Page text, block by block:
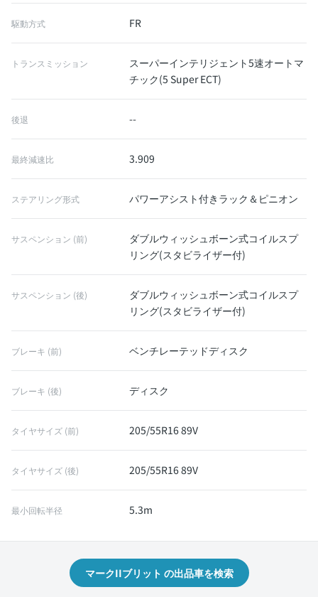
駆動方式 FR
トランスミッション
スーパーインテリジェント5速オートマ
チック(5 Super ECT)
後退 --
最終減速比 3.909
ステアリング形式 パワーアシスト付きラック＆ピニオン
サスペンション (前)
ダブルウィッシュボーン式コイルスプ
リング(スタビライザー付)
サスペンション (後)
ダブルウィッシュボーン式コイルスプ
リング(スタビライザー付)
ブレーキ (前) ベンチレーテッドディスク
ブレーキ (後) ディスク
タイヤサイズ (前) 205/55R16 89V
タイヤサイズ (後) 205/55R16 89V
最小回転半径 5.3m
マークIIブリット の出品車を検索